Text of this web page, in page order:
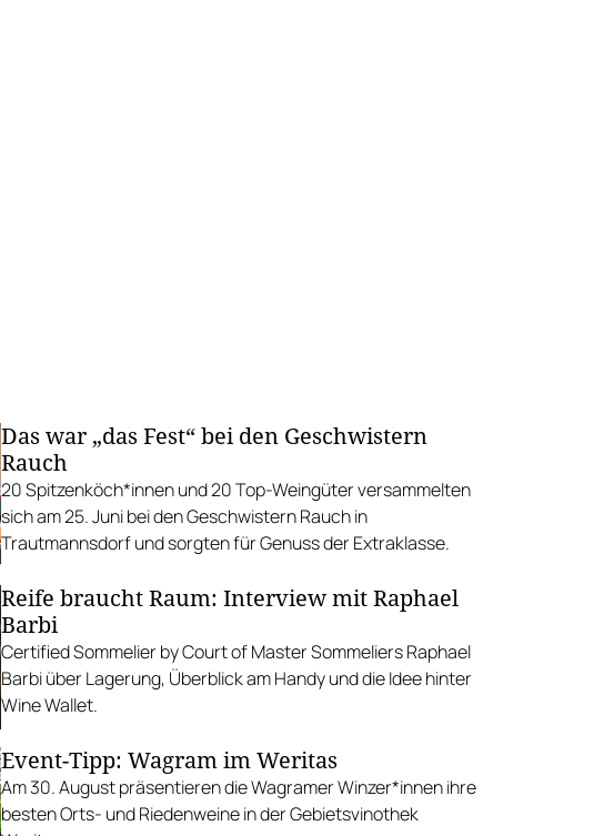
Das war „das Fest“ bei den Geschwistern
Rauch
20 Spitzenköch*innen und 20 Top-Weingüter versammelten
sich am 25. Juni bei den Geschwistern Rauch in
Trautmannsdorf und sorgten für Genuss der Extraklasse.
Reife braucht Raum: Interview mit Raphael
Barbi
Certified Sommelier by Court of Master Sommeliers Raphael
Barbi über Lagerung, Überblick am Handy und die Idee hinter
Wine Wallet.
Event-Tipp: Wagram im Weritas
Am 30. August präsentieren die Wagramer Winzer*innen ihre
besten Orts- und Riedenweine in der Gebietsvinothek